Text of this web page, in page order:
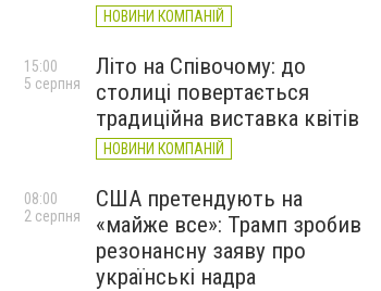
НОВИНИ КОМПАНІЙ
Літо на Співочому: до
столиці повертається
традиційна виставка квітів
НОВИНИ КОМПАНІЙ
15:00
5 серпня
США претендують на
«майже все»: Трамп зробив
резонансну заяву про
українські надра
08:00
2 серпня